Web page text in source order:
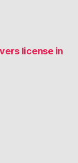
license in